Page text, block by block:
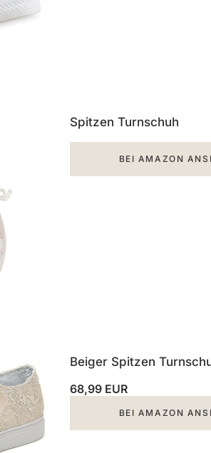
Spitzen Turnschuh
BEI AMAZON
Beiger Spitzen
68,99 EUR
BEI AMAZON